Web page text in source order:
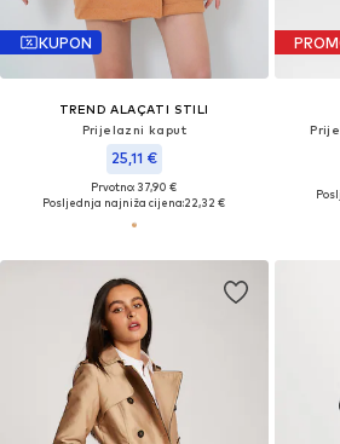
KUPON
TREND ALAÇATI STILI
Prijelazni kaput
25,11 €
Prvotno: 37,90 €
Posljednja najniža cijena:22,32 €